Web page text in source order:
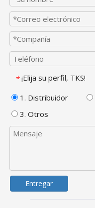
* ¡Elija su perfil, TKS!
1. Distribuidor
3. Otros
Entregar